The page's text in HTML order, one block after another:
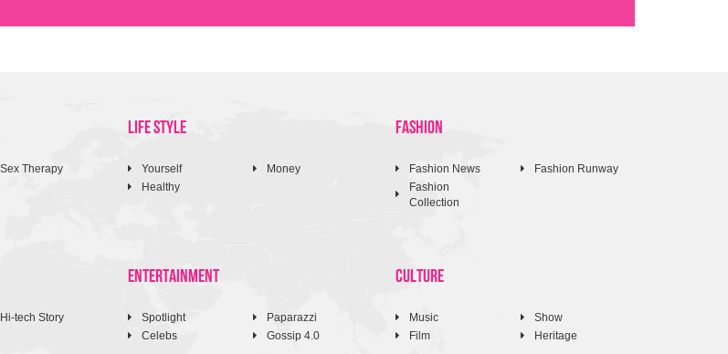
Sex Therapy
LIFE STYLE
Yourself
Healthy
Money
FASHION
Fashion News
Fashion
Collection
Fashion Runway
Hi-tech Story
ENTERTAINMENT
Spotlight
Celebs
Paparazzi
Gossip 4.0
CULTURE
Music
Film
Show
Heritage